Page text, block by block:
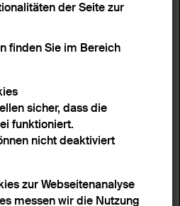
der Seite zur
finden Sie im Bereich
sicher, dass die
funktioniert.
nicht deaktiviert
zur Webseitenanalyse
messen wir die Nutzung